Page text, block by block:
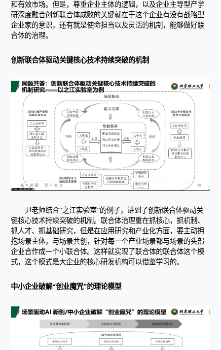
和有效市场。但是，尊重企业主体的逻辑，以及企业主导型产学
研深度融合创新联合体成败的关键就在于这个企业有没有战略型
企业家的意识，还有就是使命担当以及灵活的机制，能够做好联
合体的治理。
创新联合体驱动关键核心技术持续突破的机制
尹老师结合“之江实验室”的例子，讲到了创新联合体驱动关
键核心技术持续突破的机制。联合体治理重在抓核心，抓机制、
抓人才、抓基础研究，但是在应用研究和产业化方面，要主动拥
抱场景主体，与场景共创，针对每一个产业场景都与场景的头部
企业合作成一个小联合体。这样就实现了联合体的联合体这个模
式，这个模式是大企业的核心研发机构可以借鉴学习的。
中小企业破解“创业魔咒”的理论模型